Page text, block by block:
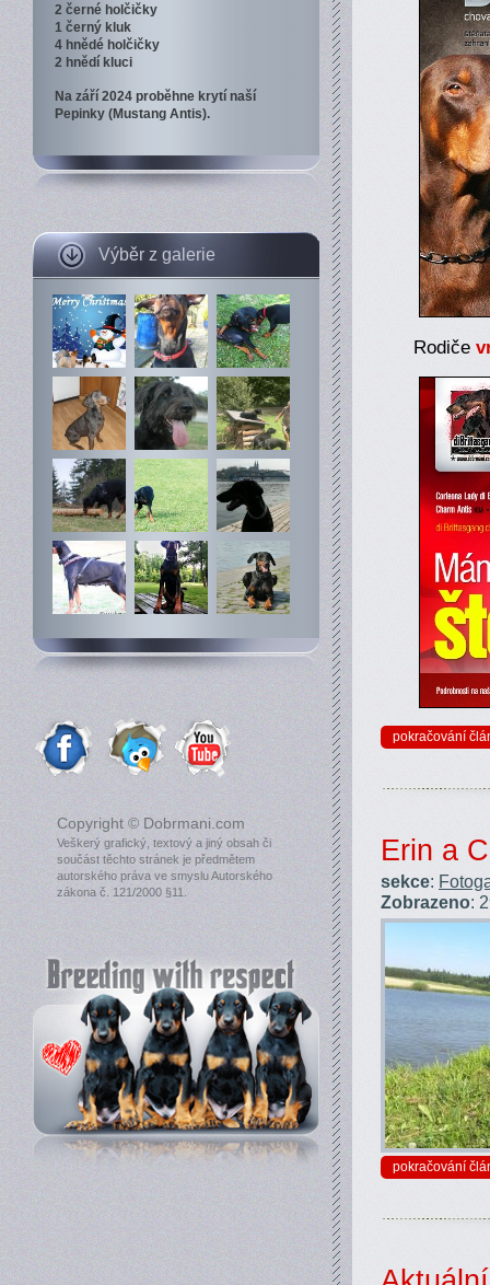
2 černé holčičky
1 černý kluk
4 hnědé holčičky
2 hnědí kluci
Na září 2024 proběhne krytí naší
Pepinky (Mustang Antis).
Výběr z galerie
Copyright © Dobrmani.com
Veškerý grafický, textový a jiný obsah či
součást těchto stránek je předmětem
autorského práva ve smyslu Autorského
zákona č. 121/2000 §11.
Rodiče
pokračování
Erin a
sekce:
Zobrazeno:
pokračování